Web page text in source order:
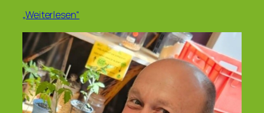
„Weiterlesen“